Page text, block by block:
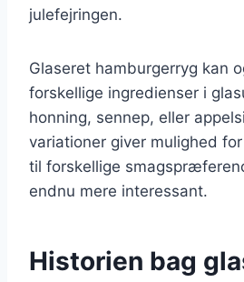
julefejringen.
Glaseret hamburgerryg kan
forskellige ingredienser i
honning, sennep, eller
variationer giver mulighed
til forskellige
endnu mere interessant.
Historien bag